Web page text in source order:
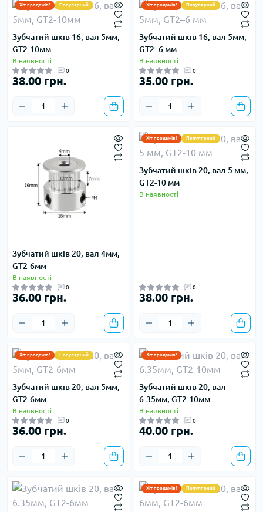
Хіт продажів! Популярний
Зубчатий шків 16, вал 5мм,
GT2-10мм
В наявності
0
38.00 грн.
Хіт продажів! Популярний
Зубчатий шків 16, вал 5мм,
GT2–6 мм
В наявності
0
35.00 грн.
Зубчатий шків 20, вал 4мм,
GT2-6мм
В наявності
0
36.00 грн.
Хіт продажів! Популярний
Зубчатий шків 20, вал 5 мм,
GT2-10 мм
В наявності
0
38.00 грн.
Хіт продажів! Популярний
Зубчатий шків 20, вал 5мм,
GT2-6мм
В наявності
0
36.00 грн.
Хіт продажів!
Зубчатий шків 20, вал
6.35мм, GT2-10мм
В наявності
0
40.00 грн.
Хіт продажів! Популярний